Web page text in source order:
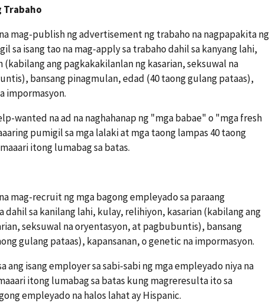
Trabaho
mag-publish ng advertisement ng trabaho na nagpapakita ng
sa isang tao na mag-apply sa trabaho dahil sa kanyang lahi,
ang pagkakakilanlan ng kasarian, seksuwal na
bansang pinagmulan, edad (40 taong gulang pataas),
impormasyon.
wanted na ad na naghahanap ng "mga babae" o "mga fresh
pumigil sa mga lalaki at mga taong lampas 40 taong
itong lumabag sa batas.
mag-recruit ng mga bagong empleyado sa paraang
dahil sa kanilang lahi, kulay, relihiyon, kasarian (kabilang ang
seksuwal na oryentasyon, at pagbubuntis), bansang
gulang pataas), kapansanan, o genetic na impormasyon.
ang isang employer sa sabi-sabi ng mga empleyado niya na
itong lumabag sa batas kung magreresulta ito sa
empleyado na halos lahat ay Hispanic.